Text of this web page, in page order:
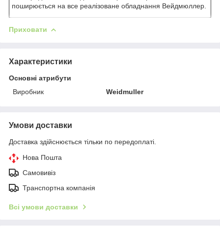
поширюється на все реалізоване обладнання Вейдмюллер.
Приховати
Характеристики
Основні атрибути
Виробник
Weidmuller
Умови доставки
Доставка здійснюється тільки по передоплаті.
Нова Пошта
Самовивіз
Транспортна компанія
Всі умови доставки